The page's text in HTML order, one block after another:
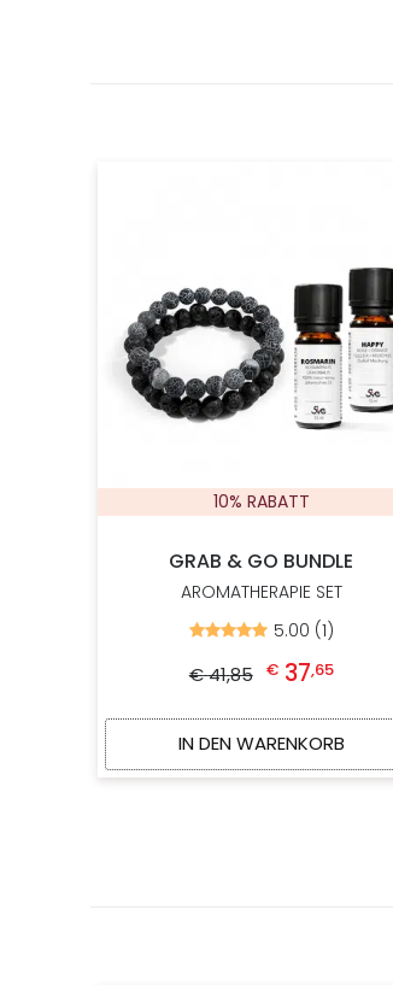
10% RABATT
GRAB & GO BUNDLE
AROMATHERAPIE SET
Bewertet
5.00
von
5.00 (1)
€41,85
Ursprünglicher Preis war: € 41,85
€ 37,65
IN DEN WARENKORB